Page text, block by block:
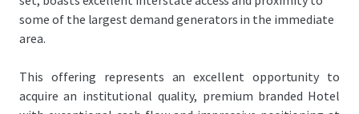
some of the largest demand generators in the immediate
area.
This offering represents an excellent opportunity to
acquire an institutional quality, premium branded Hotel